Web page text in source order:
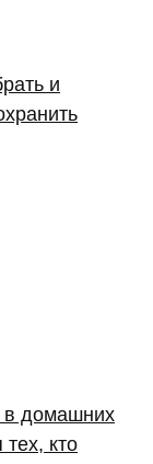
и
в домашних
кто